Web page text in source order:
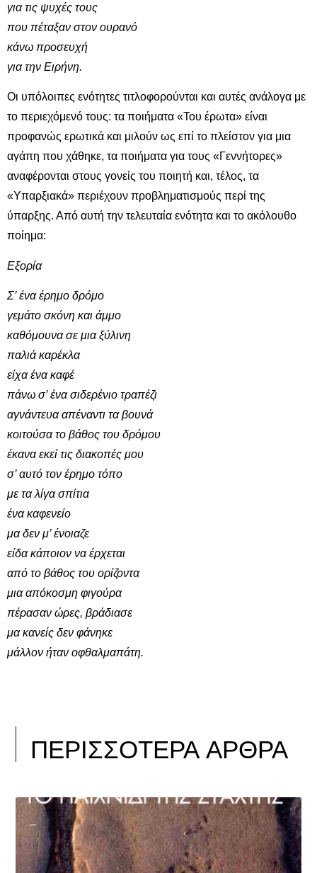
για τις ψυχές τους
που πέταξαν στον ουρανό
κάνω προσευχή
για την Ειρήνη.
Οι υπόλοιπες ενότητες τιτλοφορούνται και αυτές ανάλογα με
το περιεχόμενό τους: τα ποιήματα «Του έρωτα» είναι
προφανώς ερωτικά και μιλούν ως επί το πλείστον για μια
αγάπη που χάθηκε, τα ποιήματα για τους «Γεννήτορες»
αναφέρονται στους γονείς του ποιητή και, τέλος, τα
«Υπαρξιακά» περιέχουν προβληματισμούς περί της
ύπαρξης. Από αυτή την τελευταία ενότητα και το ακόλουθο
ποίημα:
Εξορία
Σ’ ένα έρημο δρόμο
γεμάτο σκόνη και άμμο
καθόμουνα σε μια ξύλινη
παλιά καρέκλα
είχα ένα καφέ
πάνω σ’ ένα σιδερένιο τραπέζι
αγνάντευα απέναντι τα βουνά
κοιτούσα το βάθος του δρόμου
έκανα εκεί τις διακοπές μου
σ’ αυτό τον έρημο τόπο
με τα λίγα σπίτια
ένα καφενείο
μα δεν μ’ ένοιαζε
είδα κάποιον να έρχεται
από το βάθος του ορίζοντα
μια απόκοσμη φιγούρα
πέρασαν ώρες, βράδιασε
μα κανείς δεν φάνηκε
μάλλον ήταν οφθαλμαπάτη.
ΠΕΡΙΣΣΟΤΕΡΑ ΑΡΘΡΑ